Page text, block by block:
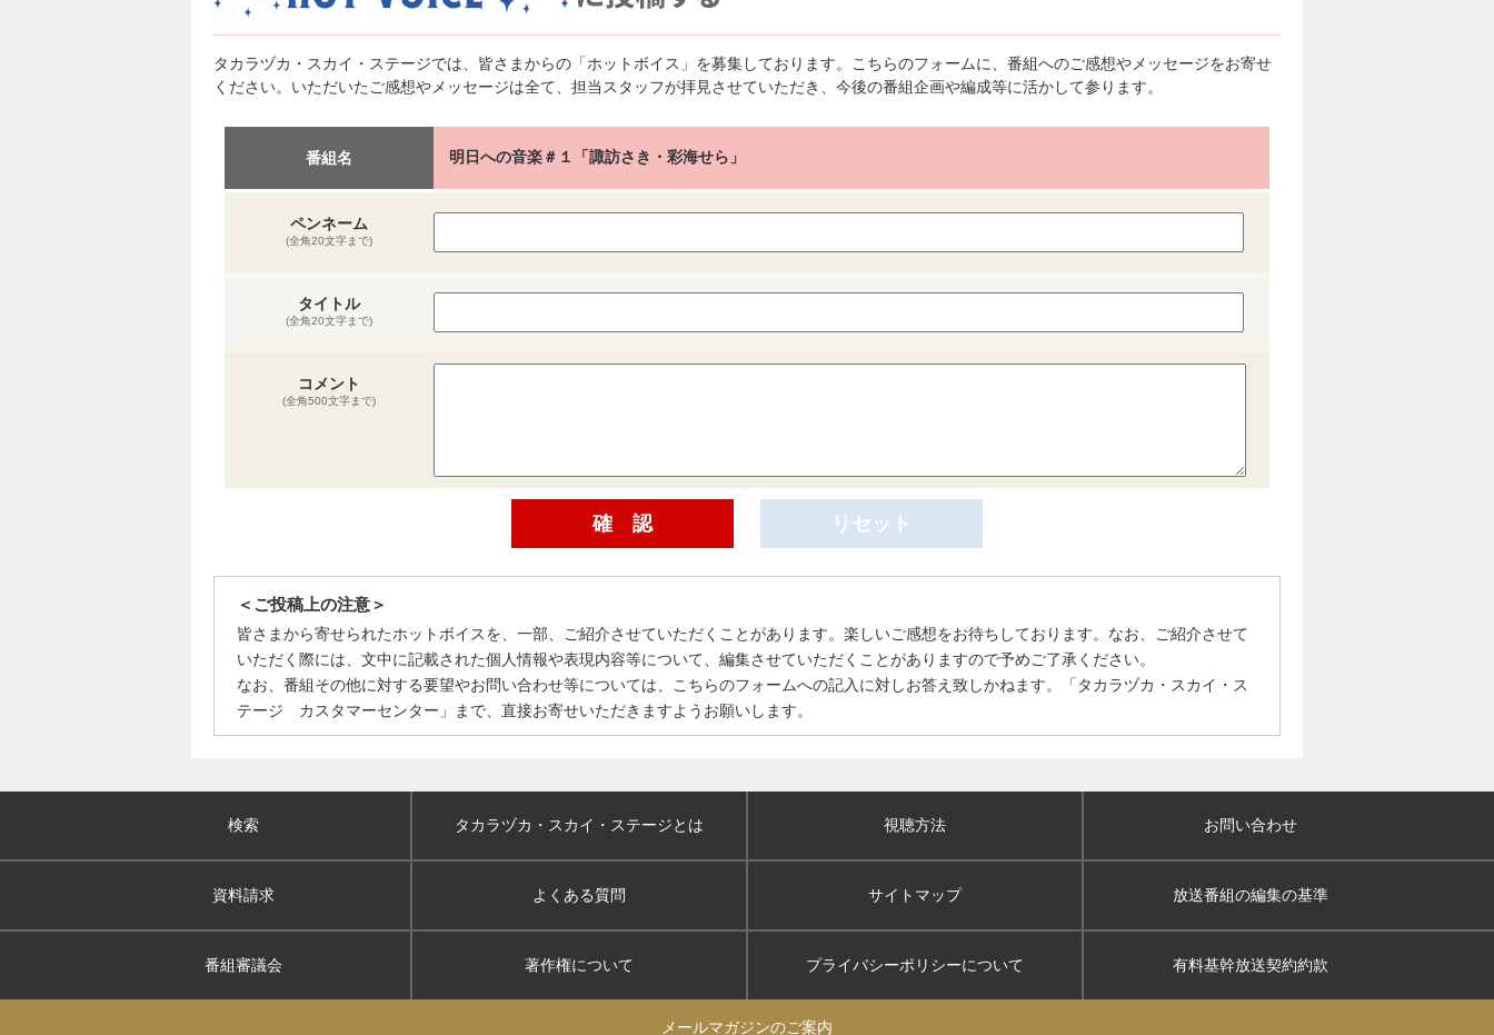
タカラヅカ・スカイ・ステージでは、皆さまからの「ホットボイス」を募集しております。こちらのフォームに、番組へのご感想やメッセージをお寄せ
ください。いただいたご感想やメッセージは全て、担当スタッフが拝見させていただき、今後の番組企画や編成等に活かして参ります。
番組名 明日への音楽＃１「諏訪さき・彩海せら」
ペンネーム
(全角20文字まで)
タイトル
(全角20文字まで)
コメント
(全角500文字まで)
＜ご投稿上の注意＞
皆さまから寄せられたホットボイスを、一部、ご紹介させていただくことがあります。楽しいご感想をお待ちしております。なお、ご紹介させて
いただく際には、文中に記載された個人情報や表現内容等について、編集させていただくことがありますので予めご了承ください。
なお、番組その他に対する要望やお問い合わせ等については、こちらのフォームへの記入に対しお答え致しかねます。「タカラヅカ・スカイ・ス
テージ カスタマーセンター」まで、直接お寄せいただきますようお願いします。
検索 タカラヅカ・スカイ ・ステージとは 視聴方法 お問い合わせ
資料請求 よくある質問 サイトマップ 放送番組の編集の基準
番組審議会 著作権について プライバシーポリシーについて 有料基幹放送契約約款
メールマガジンのご案内